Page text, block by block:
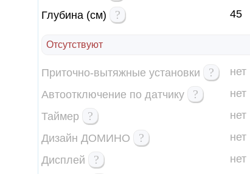
Глубина (см)
? 45
Отсутствуют
Приточно-вытяжные установки ?
нет
Автоотключение по датчику
?
нет
Таймер
?
нет
Дизайн ДОМИНО
?
нет
Дисплей
?
нет